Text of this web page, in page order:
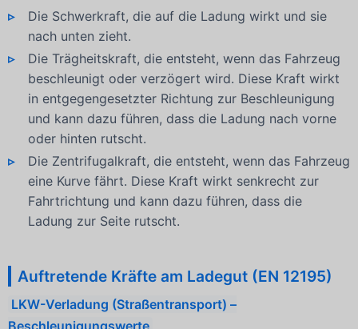
Die Schwerkraft, die auf die Ladung wirkt und sie
nach unten zieht.
Die Trägheitskraft, die entsteht, wenn das Fahrzeug
beschleunigt oder verzögert wird. Diese Kraft wirkt
in entgegengesetzter Richtung zur Beschleunigung
und kann dazu führen, dass die Ladung nach vorne
oder hinten rutscht.
Die Zentrifugalkraft, die entsteht, wenn das Fahrzeug
eine Kurve fährt. Diese Kraft wirkt senkrecht zur
Fahrtrichtung und kann dazu führen, dass die
Ladung zur Seite rutscht.
Auftretende Kräfte am Ladegut (EN 12195)
LKW-Verladung (Straßentransport) –